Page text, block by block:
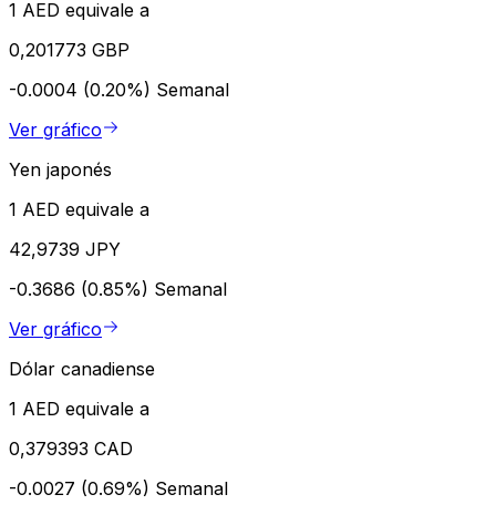
1 AED equivale a
0,201773 GBP
-0.0004 (0.20%) Semanal
Ver gráfico
Yen japonés
1 AED equivale a
42,9739 JPY
-0.3686 (0.85%) Semanal
Ver gráfico
Dólar canadiense
1 AED equivale a
0,379393 CAD
-0.0027 (0.69%) Semanal